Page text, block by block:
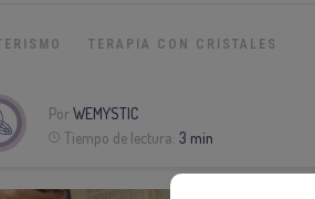
TERAPIA CON CRISTALES
Por WEMYSTIC
Tiempo de lectura: 3 min